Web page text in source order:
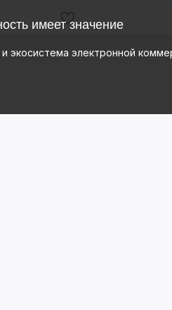
имеет значение
экосистема электронной